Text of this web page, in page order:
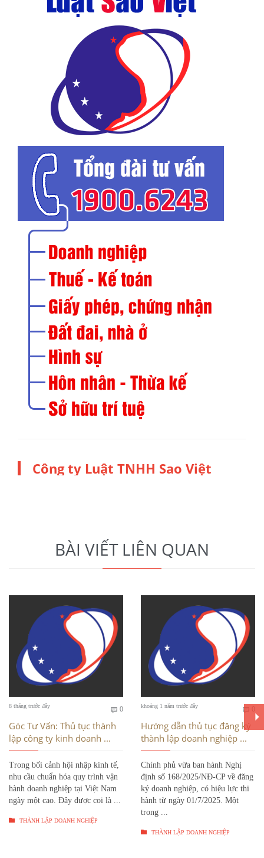
Công ty Luật TNHH Sao Việt
BÀI VIẾT LIÊN QUAN
8 tháng trước đây
 0Bình
Góc Tư Vấn: Thủ tục thành
lập công ty kinh doanh ...
Trong bối cảnh hội nhập kinh tế,
nhu cầu chuẩn hóa quy trình vận
hành doanh nghiệp tại Việt Nam
ngày một cao. Đây được coi là ...
 THÀNH LẬP DOANH NGHIỆP
khoảng 1 năm trước đây

Hướng dẫn thủ tục đăng ký
thành lập doanh nghiệp ...
Chính phủ vừa ban hành Nghị
định số 168/2025/NĐ-CP về đăng
ký doanh nghiệp, có hiệu lực thi
hành từ ngày 01/7/2025. Một
trong ...
 THÀNH LẬP DOANH NGHIỆP